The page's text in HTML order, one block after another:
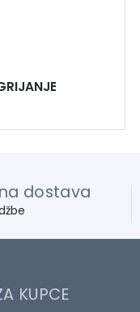
dostava
KUPCE